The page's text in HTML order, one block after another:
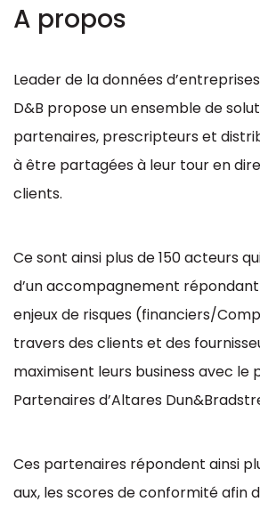
A propos
Leader de la données
D&B propose un ensemble de
partenaires, prescripteurs et
à être partagées à leur tour en
clients.
Ce sont ainsi plus de 150 acteurs
d’un accompagnement répondant
enjeux de risques (financiers/
travers des clients et des
maximisent leurs business avec le
Partenaires d’Altares
Ces partenaires répondent ainsi
aux, les scores de conformité afin